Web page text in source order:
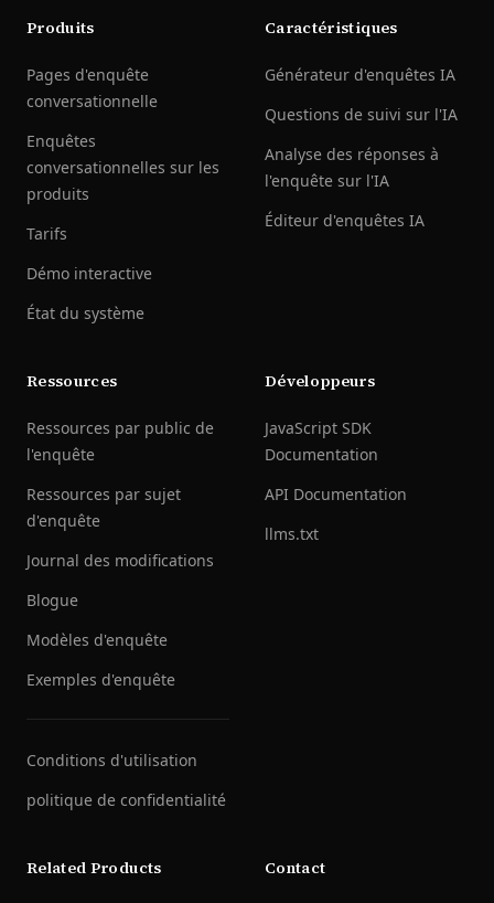
Produits
Pages d'enquête
conversationnelle
Enquêtes
conversationnelles sur les
produits
Tarifs
Démo interactive
État du système
Caractéristiques
Générateur d'enquêtes IA
Questions de suivi sur l'IA
Analyse des réponses à
l'enquête sur l'IA
Éditeur d'enquêtes IA
Ressources
Ressources par public de
l'enquête
Ressources par sujet
d'enquête
Journal des modifications
Blogue
Modèles d'enquête
Exemples d'enquête
Conditions d'utilisation
politique de confidentialité
Développeurs
JavaScript SDK
Documentation
API Documentation
llms.txt
Related Products Contact